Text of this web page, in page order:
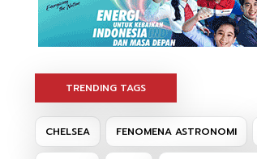
TRENDING TAGS
CHELSEA FENOMENA ASTRONOMI